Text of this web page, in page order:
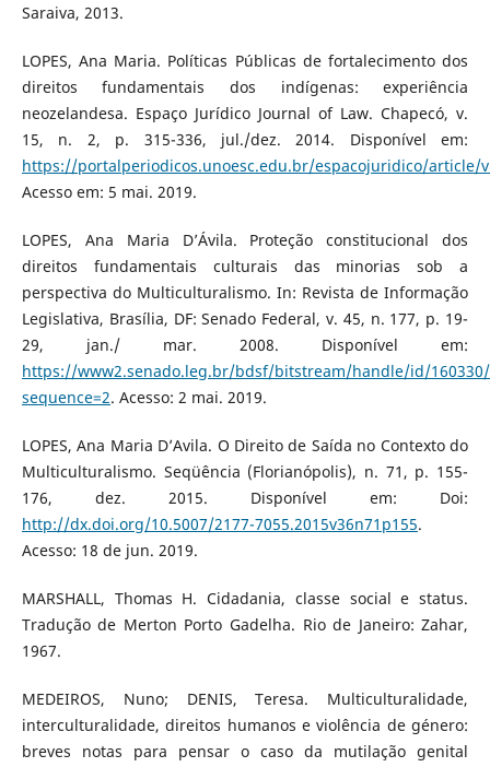
Saraiva, 2013.
LOPES, Ana Maria. Políticas Públicas de fortalecimento dos
direitos fundamentais dos indígenas: experiência
neozelandesa. Espaço Jurídico Journal of Law. Chapecó, v.
15, n. 2, p. 315-336, jul./dez. 2014. Disponível em:
https://portalperiodicos.unoesc.edu.br/espacojuridico/article/
Acesso em: 5 mai. 2019.
LOPES, Ana Maria D’Ávila. Proteção constitucional dos
direitos fundamentais culturais das minorias sob a
perspectiva do Multiculturalismo. In: Revista de Informação
Legislativa, Brasília, DF: Senado Federal, v. 45, n. 177, p. 19-
29, jan./ mar. 2008. Disponível em:
https://www2.senado.leg.br/bdsf/bitstream/handle/id/160330/
sequence=2. Acesso: 2 mai. 2019.
LOPES, Ana Maria D’Avila. O Direito de Saída no Contexto do
Multiculturalismo. Seqüência (Florianópolis), n. 71, p. 155-
176, dez. 2015. Disponível em: Doi:
http://dx.doi.org/10.5007/2177-7055.2015v36n71p155.
Acesso: 18 de jun. 2019.
MARSHALL, Thomas H. Cidadania, classe social e status.
Tradução de Merton Porto Gadelha. Rio de Janeiro: Zahar,
1967.
MEDEIROS, Nuno; DENIS, Teresa. Multiculturalidade,
interculturalidade, direitos humanos e violência de género:
breves notas para pensar o caso da mutilação genital